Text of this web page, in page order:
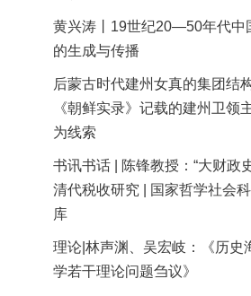
黄兴涛丨19世纪20—50年代中
的生成与传播
后蒙古时代建州女真的集团
《朝鲜实录》记载的建州卫领
为线索
书讯书话 | 陈锋教授：“大财政
清代税收研究 | 国家哲学社会
库
理论|林声渊、吴宏岐：《历史
学若干理论问题刍议》